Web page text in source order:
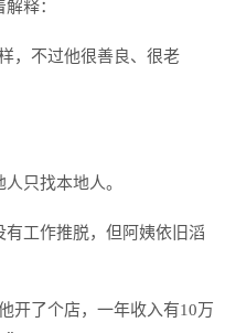
释：
，不过他很善良、很老
只找本地人。
工作推脱，但阿姨依旧滔
开了个店，一年收入有10万